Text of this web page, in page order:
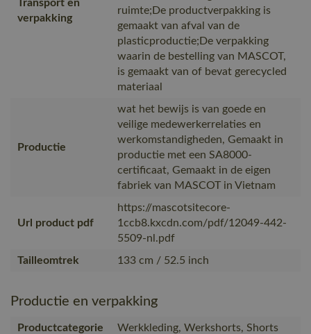
Transport en
verpakking
ruimte;De productverpakking is
gemaakt van afval van de
plasticproductie;De verpakking
waarin de bestelling van MASCOT,
is gemaakt van of bevat gerecycled
materiaal
Productie
wat het bewijs is van goede en
veilige medewerkerrelaties en
werkomstandigheden, Gemaakt in
productie met een SA8000-
certificaat, Gemaakt in de eigen
fabriek van MASCOT in Vietnam
Url product pdf
https://mascotsitecore-
1ccb8.kxcdn.com/pdf/12049-442-
5509-nl.pdf
Tailleomtrek
133 cm / 52.5 inch
Productie en verpakking
Productcategorie Werkkleding, Werkshorts, Shorts